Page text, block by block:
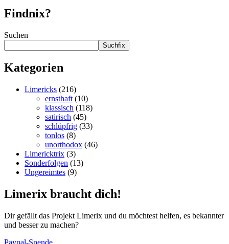
Findnix?
Suchen
Suchfix
Kategorien
Limericks (216)
ernsthaft (10)
klassisch (118)
satirisch (45)
schlüpfrig (33)
tonlos (8)
unorthodox (46)
Limericktrix (3)
Sonderfolgen (13)
Ungereimtes (9)
Limerix braucht dich!
Dir gefällt das Projekt Limerix und du möchtest helfen, es bekannter
und besser zu machen?
Paypal-Spende